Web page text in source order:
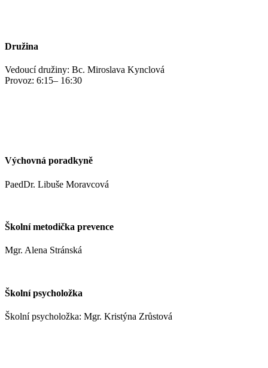
Družina
Vedoucí družiny: Bc. Miroslava Kynclová
Provoz: 6:15– 16:30
Výchovná poradkyně
PaedDr. Libuše Moravcová
Školní metodička prevence
Mgr. Alena Stránská
Školní psycholožka
Školní psycholožka: Mgr. Kristýna Zrůstová